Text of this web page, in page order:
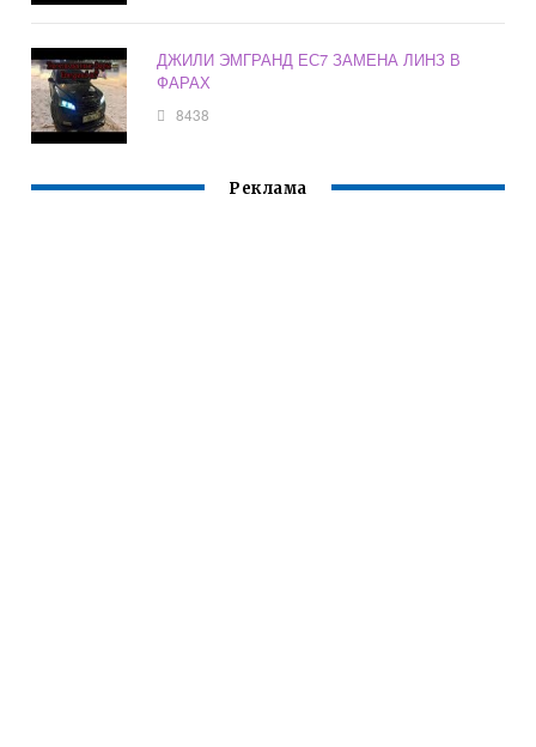
ДЖИЛИ ЭМГРАНД ЕС7 ЗАМЕНА ЛИНЗ В
ФАРАХ
8438
Реклама